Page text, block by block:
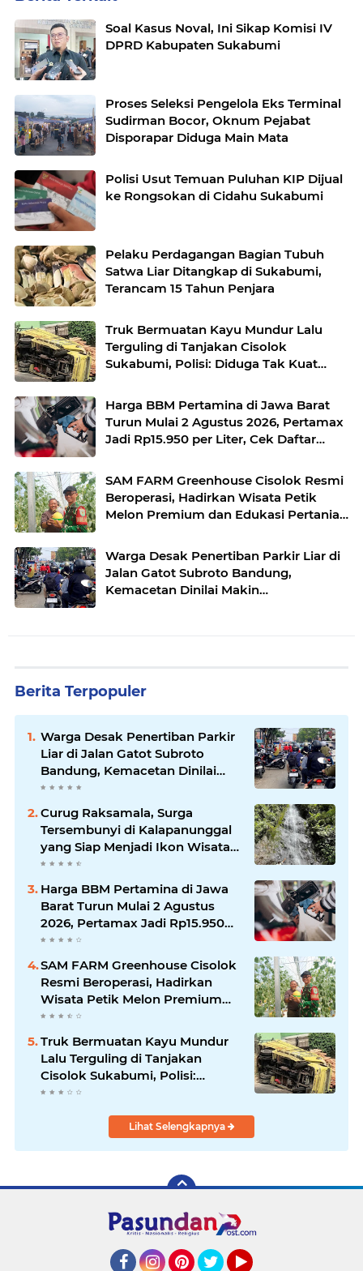
Soal Kasus Noval, Ini Sikap Komisi IV
DPRD Kabupaten Sukabumi
Proses Seleksi Pengelola Eks Terminal
Sudirman Bocor, Oknum Pejabat
Disporapar Diduga Main Mata
Polisi Usut Temuan Puluhan KIP Dijual
ke Rongsokan di Cidahu Sukabumi
Pelaku Perdagangan Bagian Tubuh
Satwa Liar Ditangkap di Sukabumi,
Terancam 15 Tahun Penjara
Truk Bermuatan Kayu Mundur Lalu
Terguling di Tanjakan Cisolok
Sukabumi, Polisi: Diduga Tak Kuat
Harga BBM Pertamina di Jawa Barat
Turun Mulai 2 Agustus 2026, Pertamax
Jadi Rp15.950 per Liter, Cek Daftar
SAM FARM Greenhouse Cisolok Resmi
Beroperasi, Hadirkan Wisata Petik
Melon Premium dan Edukasi Pertanian
Warga Desak Penertiban Parkir Liar di
Jalan Gatot Subroto Bandung,
Kemacetan Dinilai Makin
Berita Terpopuler
Warga Desak Penertiban Parkir
Liar di Jalan Gatot Subroto
Bandung, Kemacetan Dinilai
Makin Mengkhawatirkan
Curug Raksamala, Surga
Tersembunyi di Kalapanunggal
yang Siap Menjadi Ikon Wisata
Alam Baru Kabupaten
Harga BBM Pertamina di Jawa
Barat Turun Mulai 2 Agustus
2026, Pertamax Jadi Rp15.950
per Liter, Cek Daftar Harga
SAM FARM Greenhouse Cisolok
Resmi Beroperasi, Hadirkan
Wisata Petik Melon Premium
dan Edukasi Pertanian Modern
Truk Bermuatan Kayu Mundur
Lalu Terguling di Tanjakan
Cisolok Sukabumi, Polisi:
Diduga Tak Kuat Menanjak
Lihat Selengkapnya